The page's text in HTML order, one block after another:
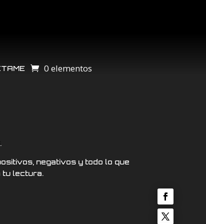
0 elementos
negativos y todo lo que
tu lectura.